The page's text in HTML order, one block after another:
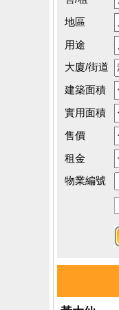
地區
用途
大廈/街道
建築面積
實用面積
售價
租金
物業編號